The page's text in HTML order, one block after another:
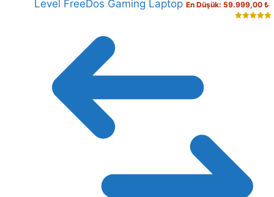
Level FreeDos Gaming Laptop En Düşük: 59.999,00 ₺